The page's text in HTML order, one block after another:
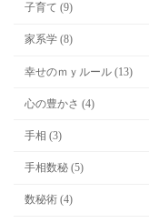
子育て (9)
家系学 (8)
幸せのｍｙルール (13)
心の豊かさ (4)
手相 (3)
手相数秘 (5)
数秘術 (4)